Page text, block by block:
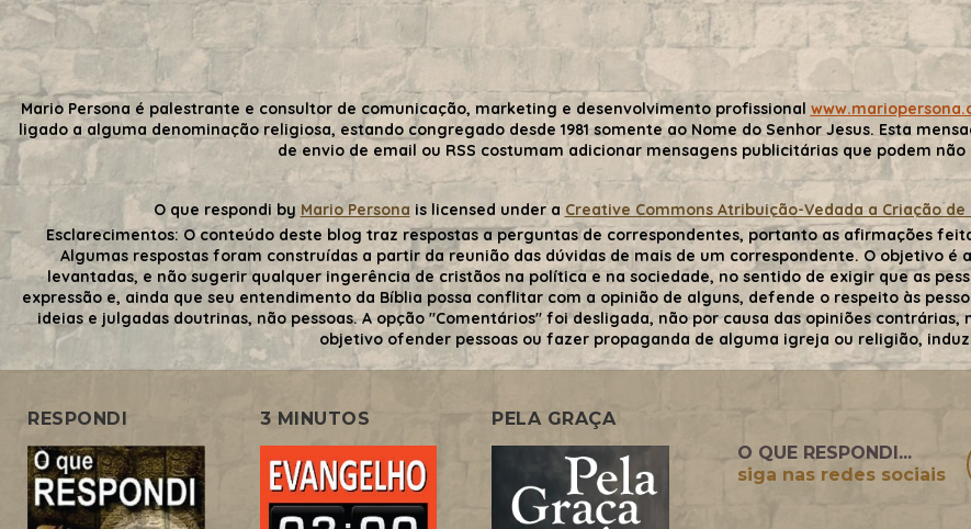
Mario Persona é palestrante e consultor de comunicação, marketing e desenvolvimento profissional
ligado a alguma denominação religiosa, estando congregado desde 1981 somente ao Nome do Senhor Jesus. Esta
de envio de email ou RSS costumam adicionar mensagens publicitárias que podem
O que respondi by Mario Persona is licensed under a Creative Commons Atribuição-Vedada a Criação
Esclarecimentos: O conteúdo deste blog traz respostas a perguntas de correspondentes, portanto as afirmações
Algumas respostas foram construídas a partir da reunião das dúvidas de mais de um correspondente. O objetivo é
levantadas, e não sugerir qualquer ingerência de cristãos na política e na sociedade, no sentido de exigir que as
expressão e, ainda que seu entendimento da Bíblia possa conflitar com a opinião de alguns, defende o respeito às
ideias e julgadas doutrinas, não pessoas. A opção "Comentários" foi desligada, não por causa das opiniões
objetivo ofender pessoas ou fazer propaganda de alguma igreja ou religião,
RESPONDI 3 MINUTOS
PELA GRAÇA
O QUE RESPONDI...
siga nas redes sociais